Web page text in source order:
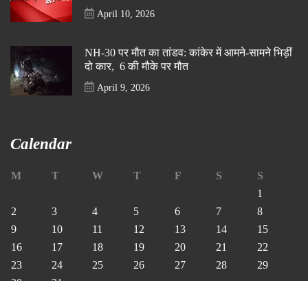
April 10, 2026
NH-30 पर मौत का तांडव: कांकेर में आमने-सामने भिड़ीं
दो कार, 6 की मौके पर मौत
April 9, 2026
Calendar
M T W T F S
S
1
2
3 4 5 6 7
8
9
10 11 12 13 14
15
16
17 18 19 20 21
22
23
24 25 26 27 28
29